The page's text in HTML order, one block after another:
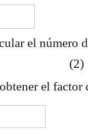
el número
el